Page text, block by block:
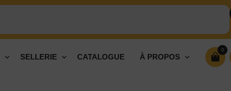
SELLERIE CATALOGUE À PROPOS
0